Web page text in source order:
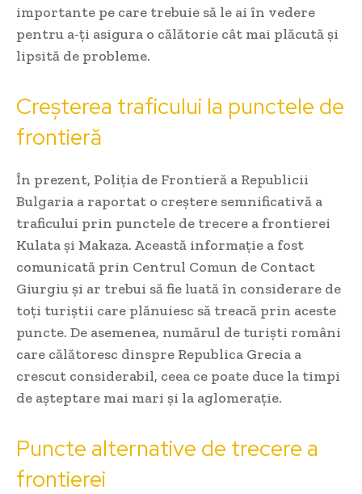
importante pe care trebuie să le ai în vedere
pentru a-ți asigura o călătorie cât mai plăcută și
lipsită de probleme.
Creșterea traficului la punctele de
frontieră
În prezent, Poliția de Frontieră a Republicii
Bulgaria a raportat o creștere semnificativă a
traficului prin punctele de trecere a frontierei
Kulata și Makaza. Această informație a fost
comunicată prin Centrul Comun de Contact
Giurgiu și ar trebui să fie luată în considerare de
toți turiștii care plănuiesc să treacă prin aceste
puncte. De asemenea, numărul de turiști români
care călătoresc dinspre Republica Grecia a
crescut considerabil, ceea ce poate duce la timpi
de așteptare mai mari și la aglomerație.
Puncte alternative de trecere a
frontierei